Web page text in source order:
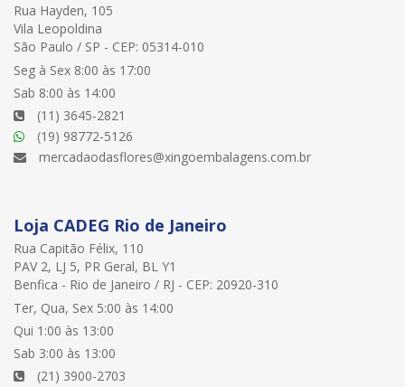
Rua Hayden, 105
Vila Leopoldina
São Paulo / SP - CEP: 05314-010
Seg à Sex 8:00 às 17:00
Sab 8:00 às 14:00
(11) 3645-2821
(19) 98772-5126
mercadaodasflores@xingoembalagens.com.br
Loja CADEG Rio de Janeiro
Rua Capitão Félix, 110
PAV 2, LJ 5, PR Geral, BL Y1
Benfica - Rio de Janeiro / RJ - CEP: 20920-310
Ter, Qua, Sex 5:00 às 14:00
Qui 1:00 às 13:00
Sab 3:00 às 13:00
(21) 3900-2703